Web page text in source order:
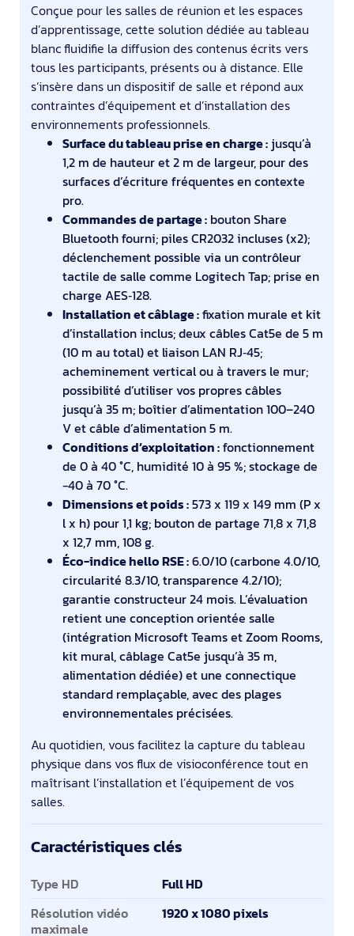
Conçue pour les salles de réunion et les espaces
d’apprentissage, cette solution dédiée au tableau
blanc fluidifie la diffusion des contenus écrits vers
tous les participants, présents ou à distance. Elle
s’insère dans un dispositif de salle et répond aux
contraintes d’équipement et d’installation des
environnements professionnels.
Surface du tableau prise en charge : jusqu’à
1,2 m de hauteur et 2 m de largeur, pour des
surfaces d’écriture fréquentes en contexte
pro.
Commandes de partage : bouton Share
Bluetooth fourni; piles CR2032 incluses (x2);
déclenchement possible via un contrôleur
tactile de salle comme Logitech Tap; prise en
charge AES‑128.
Installation et câblage :fixation murale et kit
d’installation inclus; deux câbles Cat5e de 5 m
(10 m au total) et liaison LAN RJ‑45;
acheminement vertical ou à travers le mur;
possibilité d’utiliser vos propres câbles
jusqu’à 35 m; boîtier d’alimentation 100–240
V et câble d’alimentation 5 m.
Conditions d’exploitation :fonctionnement
de 0 à 40 °C, humidité 10 à 95 %; stockage de
−40 à 70 °C.
Dimensions et poids :573 x 119 x 149 mm (P x
l x h) pour 1,1 kg; bouton de partage 71,8 x 71,8
x 12,7 mm, 108 g.
Éco-indice hello RSE :6.0/10 (carbone 4.0/10,
circularité 8.3/10, transparence 4.2/10);
garantie constructeur 24 mois. L’évaluation
retient une conception orientée salle
(intégration Microsoft Teams et Zoom Rooms,
kit mural, câblage Cat5e jusqu’à 35 m,
alimentation dédiée) et une connectique
standard remplaçable, avec des plages
environnementales précisées.
Au quotidien, vous facilitez la capture du tableau
physique dans vos flux de visioconférence tout en
maîtrisant l’installation et l’équipement de vos
salles.
Caractéristiques clés
Caractéristiques clés
Type HD
Full HD
Résolution vidéo
maximale
1920 x 1080 pixels